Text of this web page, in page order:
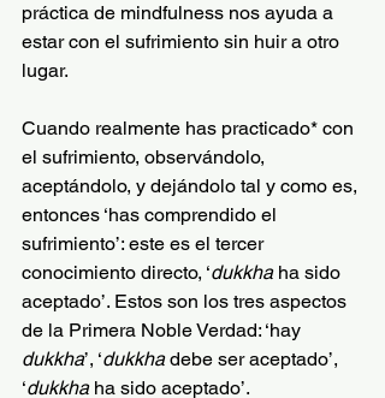
práctica de mindfulness nos ayuda a
estar con el sufrimiento sin huir a otro
lugar.
Cuando realmente has practicado* con
el sufrimiento, observándolo,
aceptándolo, y dejándolo tal y como es,
entonces ‘has comprendido el
sufrimiento’: este es el tercer
conocimiento directo, ‘dukkha ha sido
aceptado’. Estos son los tres aspectos
de la Primera Noble Verdad: ‘hay
dukkha’, ‘dukkha debe ser aceptado’,
‘dukkha ha sido aceptado’.